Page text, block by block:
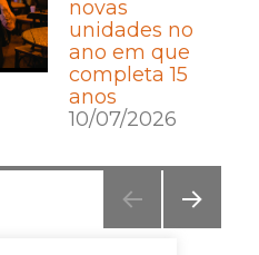
novas
unidades no
ano em que
completa 15
anos
10/07/2026